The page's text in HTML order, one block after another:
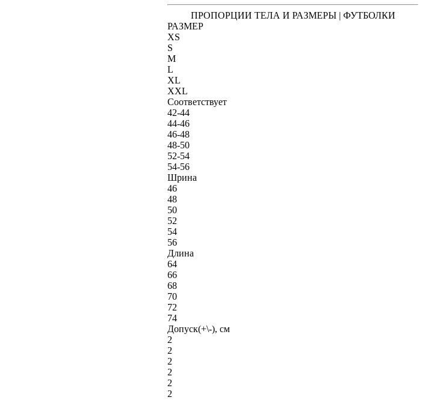
ПРОПОРЦИИ ТЕЛА И РАЗМЕРЫ | ФУТБОЛКИ
РАЗМЕР
XS
S
M
L
XL
XXL
Соответствует
42-44
44-46
46-48
48-50
52-54
54-56
Шрина
46
48
50
52
54
56
Длина
64
66
68
70
72
74
Допуск(+\-), см
2
2
2
2
2
2